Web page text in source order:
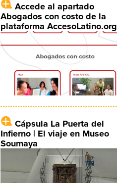
Accede al apartado
Abogados con costo de la
plataforma AccesoLatino.org
Cápsula La Puerta del
Infierno | El viaje en Museo
Soumaya